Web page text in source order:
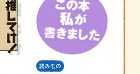
読みもの